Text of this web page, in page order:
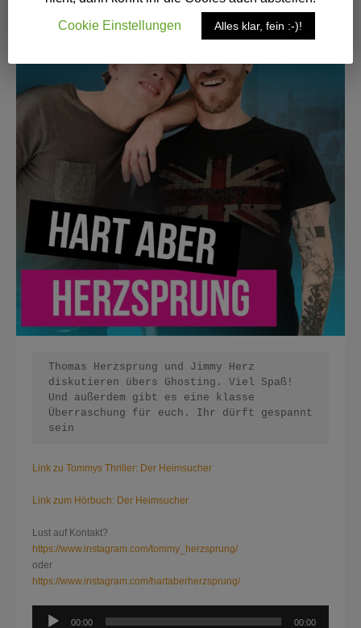
Thomas Herzsprung und Jimmy Herz
diskutieren übers Ghosting. Viel Spaß!
Und außerdem gibt es eine klasse
Überraschung für euch. Ihr dürft gespannt
sein
Link zu Tommys Thriller: Der Heimsucher
Link zum Hörbuch: Der Heimsucher
Lust auf Kontakt?
https://www.instagram.com/tommy_herzsprung/
oder
https://www.instagram.com/hartaberherzsprung/
Audio-
00:00 00:00
Cookie Einstellungen
Alles klar, fein :-)!